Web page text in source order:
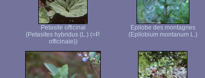
Petasite officinal
(Petasites hybridus (L.) (=P.
officinale))
Epilobe des montagnes
(Epilobium montanum L.)